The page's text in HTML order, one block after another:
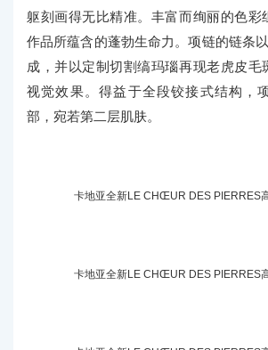
躯刻画得无比精准。丰富而绚丽的色彩
作品所蕴含的蓬勃生命力。项链的链条
成，并以定制切割缟玛瑙再现老虎皮毛
视觉效果。得益于全段铰接式结构，
部，宛若第二层肌肤。